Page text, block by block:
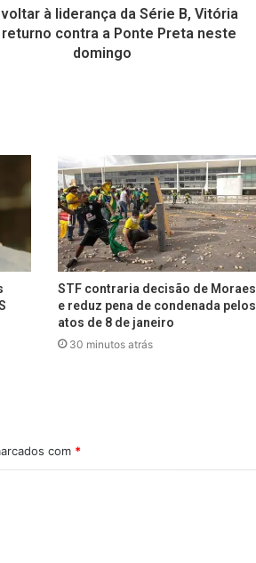
à liderança da Série B, Vitória
returno contra a Ponte Preta neste
domingo
STF contraria decisão de Moraes
e reduz pena de condenada pelos
atos de 8 de janeiro
30 minutos atrás
com *